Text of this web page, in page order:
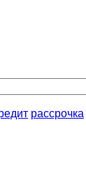
рассрочка